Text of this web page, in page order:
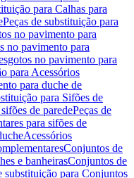
para Calhas para
Peças de substituição para
no pavimento para
no pavimento para
no pavimento para
para Acessórios
para duche de
para Sifões de
de paredePeças de
para sifões de
Acessórios
Conjuntos de
e banheirasConjuntos de
substituição para Conjuntos